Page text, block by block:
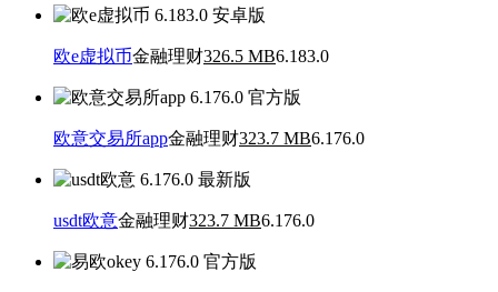
欧e虚拟币金融理财326.5 MB6.183.0
欧意交易所app金融理财323.7 MB6.176.0
usdt欧意金融理财323.7 MB6.176.0